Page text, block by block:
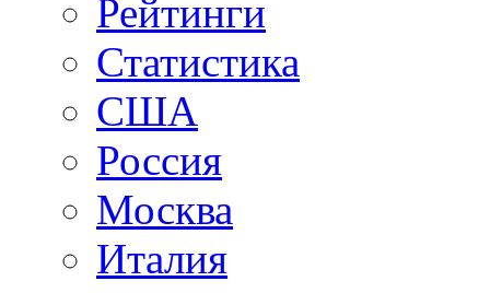
Рейтинги
Статистика
США
Россия
Москва
Италия